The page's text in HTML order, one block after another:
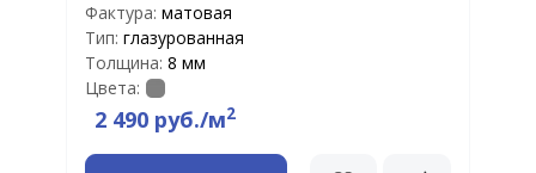
Фактура: матовая
Тип: глазурованная
Толщина: 8 мм
Цвета:
2 490 руб./м2